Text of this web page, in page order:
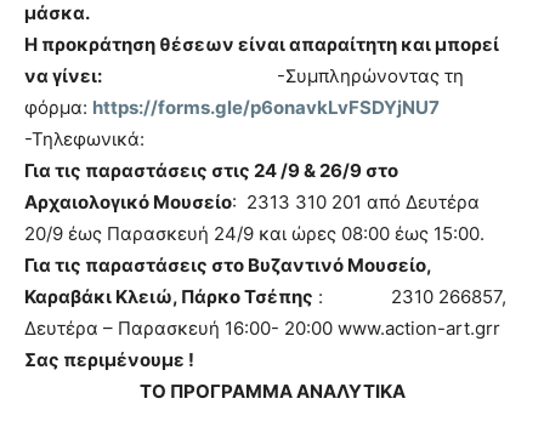
μάσκα.
Η προκράτηση θέσεων είναι απαραίτητη και μπορεί
να γίνει: -Συμπληρώνοντας τη
φόρμα: https://forms.gle/p6onavkLvFSDYjNU7
-Τηλεφωνικά:
Για τις παραστάσεις στις 24 /9 & 26/9 στο
Αρχαιολογικό Μουσείο: 2313 310 201 από Δευτέρα
20/9 έως Παρασκευή 24/9 και ώρες 08:00 έως 15:00.
Για τις παραστάσεις στο Βυζαντινό Μουσείο,
Καραβάκι Κλειώ, Πάρκο Τσέπης : 2310 266857,
Δευτέρα – Παρασκευή 16:00- 20:00 www.action-art.grr
Σας περιμένουμε !
ΤΟ ΠΡΟΓΡΑΜΜΑ ΑΝΑΛΥΤΙΚΑ